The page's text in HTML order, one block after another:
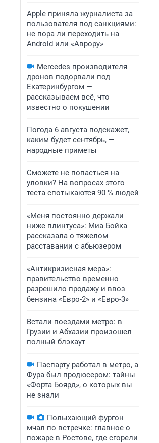
Apple приняла журналиста за
пользователя под санкциями:
не пора ли переходить на
Android или «Аврору»
Mercedes производителя
дронов подорвали под
Екатеринбургом —
рассказываем всё, что
известно о покушении
Погода 6 августа подскажет,
каким будет сентябрь, —
народные приметы
Сможете не попасться на
уловки? На вопросах этого
теста спотыкаются 90 % людей
«Меня постоянно держали
ниже плинтуса»: Миа Бойка
рассказала о тяжелом
расставании с абьюзером
«Антикризисная мера»:
правительство временно
разрешило продажу и ввоз
бензина «Евро-2» и «Евро-3»
Встали поездами метро: в
Грузии и Абхазии произошел
полный блэкаут
Паспарту работал в метро, а
Фура был продюсером: тайны
«Форта Боярд», о которых вы
не знали
Полыхающий фургон
мчал по встречке: главное о
пожаре в Ростове, где сгорели